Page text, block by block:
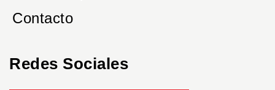
Contacto
Redes Sociales